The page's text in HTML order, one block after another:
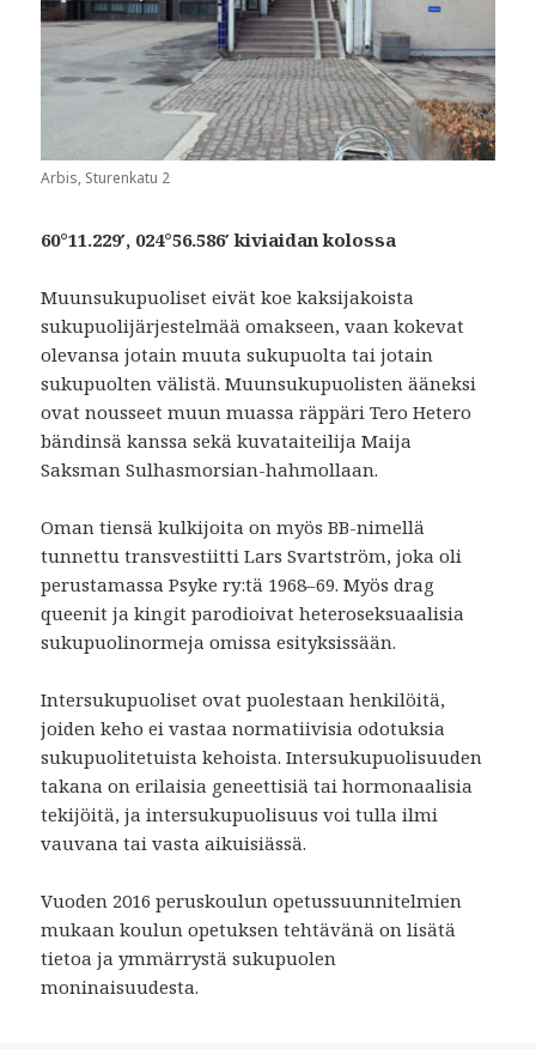
Arbis, Sturenkatu 2
60°11.229′, 024°56.586′ kiviaidan kolossa
Muunsukupuoliset eivät koe kaksijakoista
sukupuolijärjestelmää omakseen, vaan kokevat
olevansa jotain muuta sukupuolta tai jotain
sukupuolten välistä. Muunsukupuolisten ääneksi
ovat nousseet muun muassa räppäri Tero Hetero
bändinsä kanssa sekä kuvataiteilija Maija
Saksman Sulhasmorsian-hahmollaan.
Oman tiensä kulkijoita on myös BB-nimellä
tunnettu transvestiitti Lars Svartström, joka oli
perustamassa Psyke ry:tä 1968–69. Myös drag
queenit ja kingit parodioivat heteroseksuaalisia
sukupuolinormeja omissa esityksissään.
Intersukupuoliset ovat puolestaan henkilöitä,
joiden keho ei vastaa normatiivisia odotuksia
sukupuolitetuista kehoista. Intersukupuolisuuden
takana on erilaisia geneettisiä tai hormonaalisia
tekijöitä, ja intersukupuolisuus voi tulla ilmi
vauvana tai vasta aikuisiässä.
Vuoden 2016 peruskoulun opetussuunnitelmien
mukaan koulun opetuksen tehtävänä on lisätä
tietoa ja ymmärrystä sukupuolen
moninaisuudesta.